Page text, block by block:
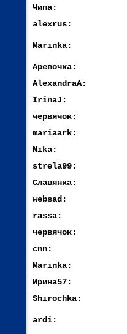
Чипа:
alexrus:
Marinka:
Аревочка:
AlexandraA:
IrinaJ:
червячок:
mariaark:
Nika:
strela99:
Славянка:
websad:
rassa:
червячок:
cnn:
Marinka:
Ирина57:
Shirochka:
ardi: